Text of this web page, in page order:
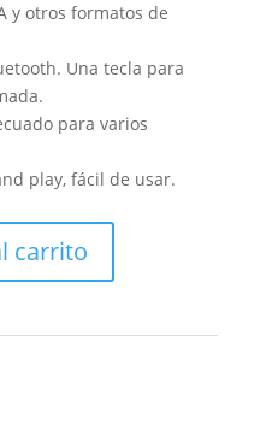
y otros formatos de
Una tecla para
para varios
play, fácil de usar.
carrito